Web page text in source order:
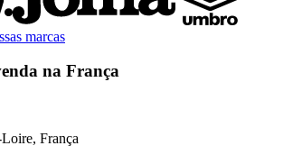
marcas
na França
França